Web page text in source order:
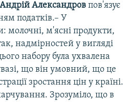
Андрій Александровпов'язує
податків.– У
молочні, м'ясні продукти,
надмірностей у вигляді
набору була ухвалена
що він умовний, що це
зростання цін у країні.
Зрозуміло, що в